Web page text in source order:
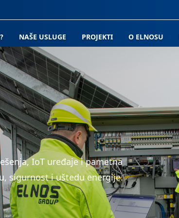
NAŠE USLUGE PROJEKTI O ELNOSU
IoT uređaje i pametna
sigurnost i uštedu energije.